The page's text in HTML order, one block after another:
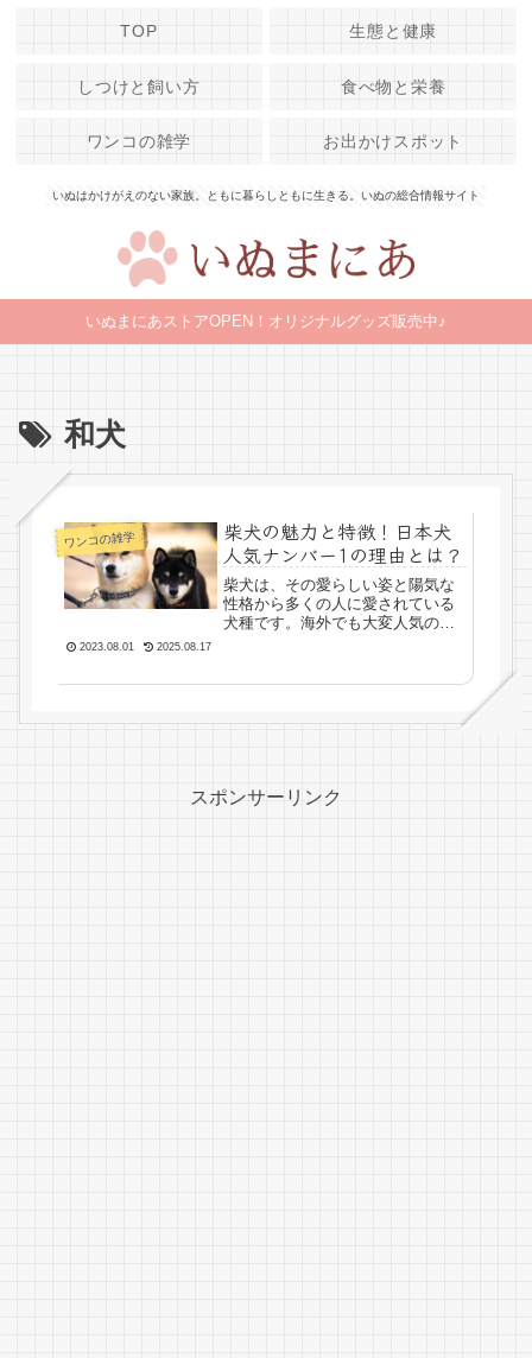
いぬはかけがえのない家族。ともに暮らしともに生きる。いぬの総合情報サイト
TOP 生態と健康
しつけと飼い方 食べ物と栄養
ワンコの雑学 お出かけスポット
いぬまにあストアOPEN！オリジナルグッズ販売中♪
和犬
ワンコの雑学
柴犬の魅力と特徴！日本犬
人気ナンバー1の理由とは？
柴犬は、その愛らしい姿と陽気な
性格から多くの人に愛されている
犬種です。海外でも大変人気の高
2023.08.01 2025.08.17
スポンサーリンク